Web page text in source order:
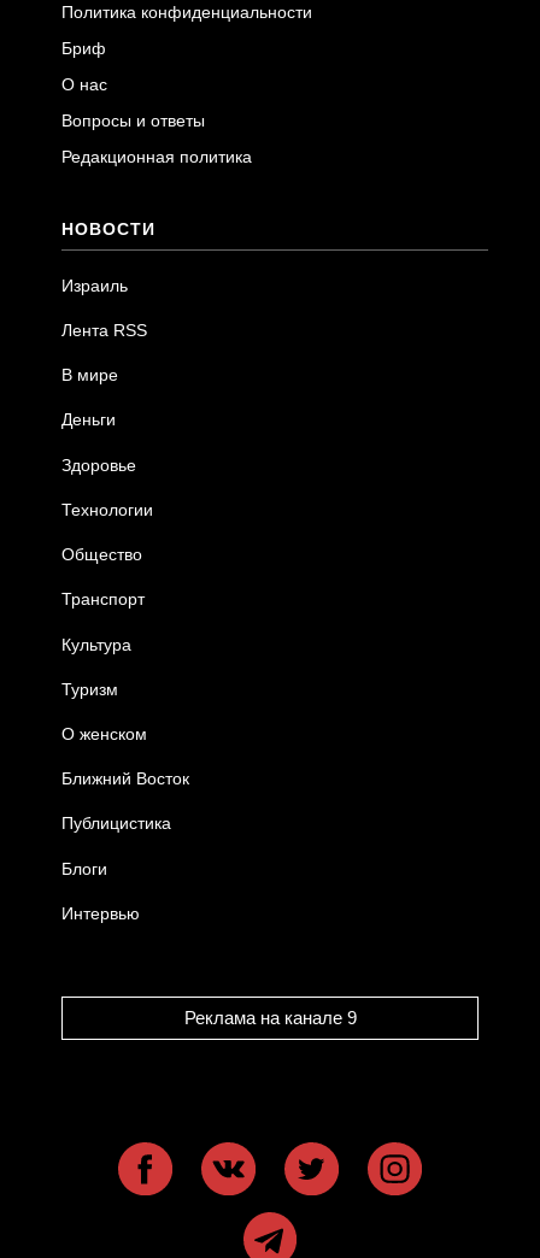
Политика конфиденциальности
Бриф
О нас
Вопросы и ответы
Редакционная политика
НОВОСТИ
Израиль
Лента RSS
В мире
Деньги
Здоровье
Технологии
Общество
Транспорт
Культура
Туризм
О женском
Ближний Восток
Публицистика
Блоги
Интервью
Реклама на канале 9